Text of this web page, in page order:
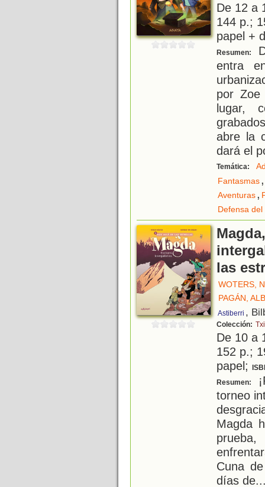
De 12 a
144 p.;
papel +
Resumen:
entra
por
lugar,
abre la
dará el
Temática:
Fantasmas,
Aventuras,
Defensa
las
WOTERS,
PAGÁN,
Astiberri ,
Colección:
De 10 a
152 p.;
papel;
Resumen:
torneo
Magda
Cuna
días de